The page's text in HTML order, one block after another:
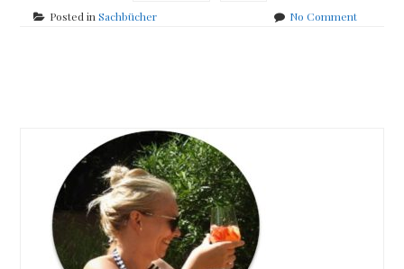
Posted inSachbücher No Commenton
navigation